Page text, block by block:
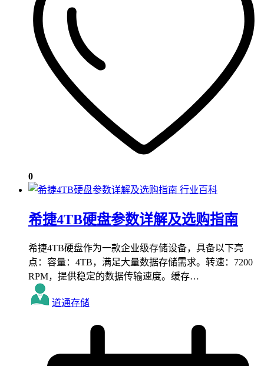
0
行业百科
希捷4TB硬盘参数详解及选购指南
希捷4TB硬盘作为一款企业级存储设备，具备以下亮
点：容量：4TB，满足大量数据存储需求。转速：7200
RPM，提供稳定的数据传输速度。缓存…
道通存储